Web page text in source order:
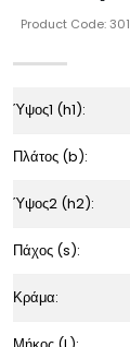
Product Code:
Ύψος1 (h1):
Πλάτος (b):
Ύψος2 (h2):
Πάχος (s):
Κράμα: